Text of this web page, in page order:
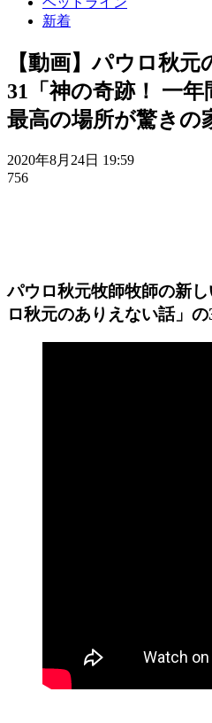
新着
【動画】パウロ秋
31「神の奇跡！ 一
最高の場所が驚きの
2020年8月24日 19:59
756
パウロ秋元牧師牧師の新
ロ秋元のありえない話」の